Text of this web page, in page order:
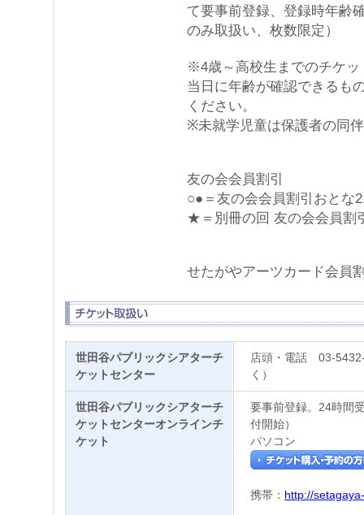
て要事前登録、登録時年齢
のみ取扱い、枚数限定）
※4歳～高校生までのチケ
当日に年齢が確認できるも
ください。
※未就学児童は保護者の同
友の会会員割引
○●＝友の会会員割引おとな
★＝別冊の回 友の会会員割
せたがやアーツカード会員
世田谷パブリックシアターチ
ケットセンター
店頭・電話 03-
く）
世田谷パブリックシアターチ
ケットセンターオンラインチ
ケット
要事前登録。24時間
付開始）
パソコン
携帯： http://